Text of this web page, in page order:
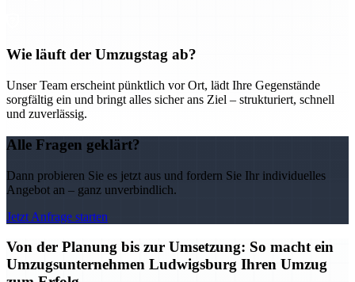
Wie läuft der Umzugstag ab?
Unser Team erscheint pünktlich vor Ort, lädt Ihre Gegenstände
sorgfältig ein und bringt alles sicher ans Ziel – strukturiert, schnell
und zuverlässig.
Alle Fragen geklärt?
Dann probieren Sie es jetzt aus und fordern Sie Ihr individuelles
Angebot an – ganz unverbindlich.
Jetzt Anfrage starten
Von der Planung bis zur Umsetzung: So macht ein
Umzugsunternehmen Ludwigsburg Ihren Umzug